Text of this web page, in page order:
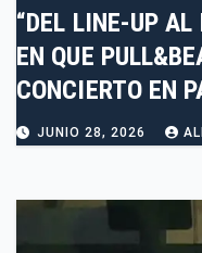
“DEL LINE-UP AL
EN QUE
CONCIERTO EN
LECTURA MÁS
JUNIO 28, 2026